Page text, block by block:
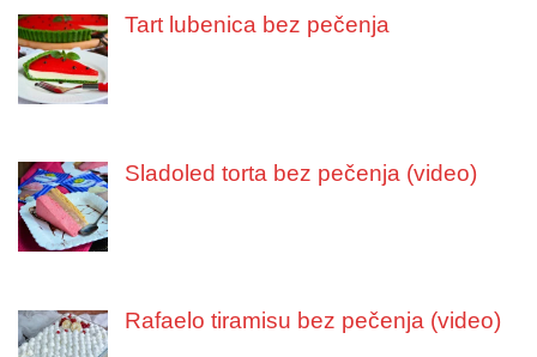
Tart lubenica bez pečenja
Sladoled torta bez pečenja (video)
Rafaelo tiramisu bez pečenja (video)